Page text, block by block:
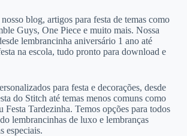
blog, artigos para festa de temas como
Guys, One Piece e muito mais. Nossa
lembrancinha aniversário 1 ano até
na escola, tudo pronto para download e
para festa e decorações, desde
do Stitch até temas menos comuns como
Festa Tardezinha. Temos opções para todos
lembrancinhas de luxo e lembranças
especiais.